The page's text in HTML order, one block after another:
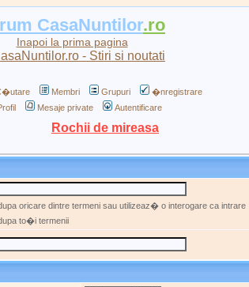
CasaNuntilor.ro
Inapoi la prima pagina
Membri Grupuri
�nregistrare
Mesaje private Autentificare
Rochii de mireasa
oricare dintre termeni sau utilizeaz� o interogare ca intrare
to�i termenii